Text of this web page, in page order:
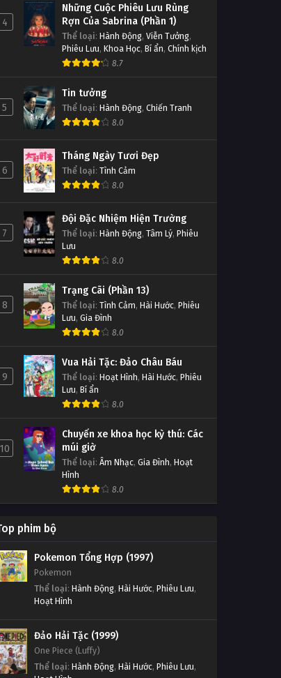
4
Những Cuộc Phiêu Lưu Rùng
Rợn Của Sabrina (Phần 1)
Thể loại: Hành Động, Viễn Tưởng,
Phiêu Lưu, Khoa Học, Bí ẩn, Chính kịch
8.7
5
Tin tưởng
Thể loại: Hành Động, Chiến Tranh
8.0
6
Tháng Ngày Tươi Đẹp
Thể loại: Tình Cảm
8.0
7
Đội Đặc Nhiệm Hiện Trường
Thể loại: Hành Động, Tâm Lý, Phiêu
Lưu
8.0
8
Trạng Cãi (Phần 13)
Thể loại: Tình Cảm, Hài Hước, Phiêu
Lưu, Gia Đình
8.0
9
Vua Hải Tặc: Đảo Châu Báu
Thể loại: Hoạt Hình, Hài Hước, Phiêu
Lưu, Bí ẩn
8.0
10
Chuyến xe khoa học kỳ thú: Các
múi giờ
Thể loại: Âm Nhạc, Gia Đình, Hoạt
Hình
8.0
phim bộ
Pokemon Tổng Hợp (1997)
Pokemon
Thể loại: Hành Động, Hài Hước, Phiêu Lưu,
Hoạt Hình
Đảo Hải Tặc (1999)
One Piece (Luffy)
Thể loại: Hành Động, Hài Hước, Phiêu Lưu,